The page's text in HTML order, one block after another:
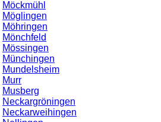
Möckmühl
Möglingen
Möhringen
Mönchfeld
Mössingen
Münchingen
Mundelsheim
Murr
Musberg
Neckargröningen
Neckarweihingen